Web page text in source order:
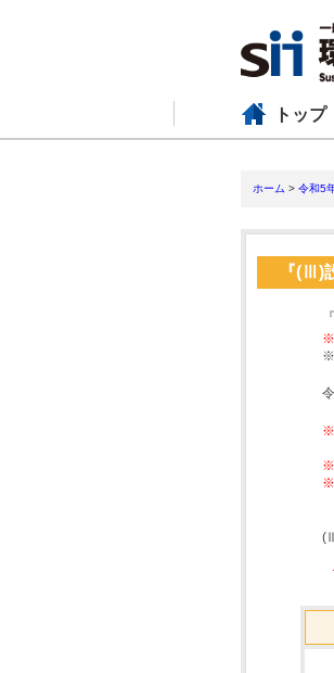
トップ
ホーム > 令和5
『(Ⅲ)
※
※
※
※
※